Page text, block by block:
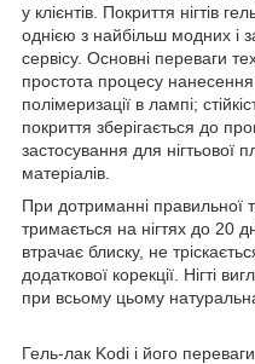
у клієнтів. Покриття нігтів
однією з найбільш модних і
сервісу. Основні переваги
простота процесу нанесення
полімеризації в лампі;
покриття зберігається до
застосування для нігтьової
матеріалів.
При дотриманні правильної
тримається на нігтях до 20
втрачає блиску, не
додаткової корекції. Нігті
при всьому цьому
Гель-лак Kodi і його переваги